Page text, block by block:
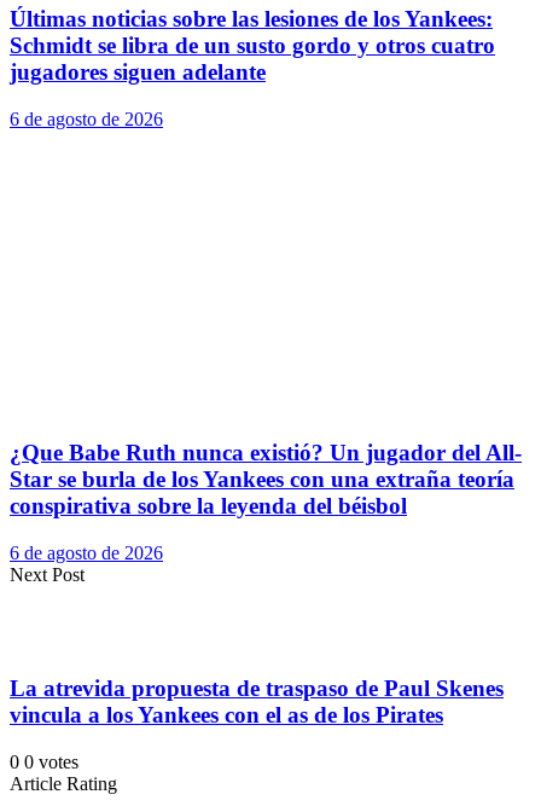
Últimas noticias sobre las lesiones de los Yankees:
Schmidt se libra de un susto gordo y otros cuatro
jugadores siguen adelante
6 de agosto de 2026
¿Que Babe Ruth nunca existió? Un jugador del All-
Star se burla de los Yankees con una extraña teoría
conspirativa sobre la leyenda del béisbol
6 de agosto de 2026
Next Post
La atrevida propuesta de traspaso de Paul Skenes
vincula a los Yankees con el as de los Pirates
0 0 votes
Article Rating